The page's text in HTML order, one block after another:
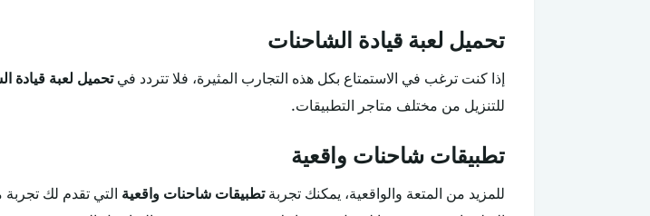
تحميل لعبة قيادة الشاحنات
إذا كنت ترغب في الاستمتاع بكل هذه التجارب المثيرة، فلا تتردد فيتحميل لعبة قيادة
للتنزيل من مختلف متاجر التطبيقات.
تطبيقات شاحنات واقعية
للمزيد من المتعة والواقعية، يمكنك تجربةتطبيقات شاحنات واقعية التي تقدم لك